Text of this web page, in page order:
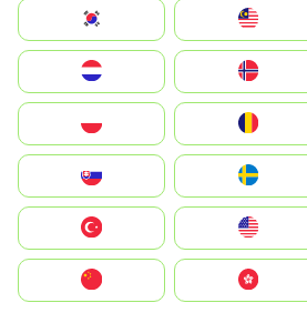
South Korea
United States
中國香港特別行政區